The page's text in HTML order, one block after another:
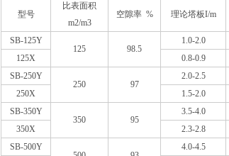
型号
比表面积
m2/m3
空隙率 % 理论塔板I/m
SB-125Y
125
98.5
1.0-2.0
125X 0.8-0.9
SB-250Y
250
97
2.0-2.5
250X
1.5-2.0
SB-350Y
350
95
3.5-4.0
350X
2.3-2.8
SB-500Y
4.0-4.5